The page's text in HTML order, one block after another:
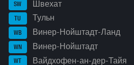
SW Швехат
TU Тульн
WB Винер-Нойштадт-Ланд
WN Винер-Нойштадт
WT Вайдхофен-ан-дер-Тайя